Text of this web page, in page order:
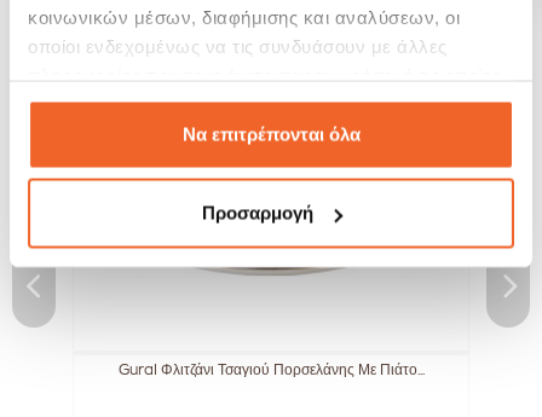
κοινωνικών μέσων, διαφήμισης και αναλύσεων, οι
οποίοι ενδεχομένως να τις συνδυάσουν με άλλες
έχουν συλλέξει σε σχέση με την από μέρους σας χρήση
των υπηρεσιών τους.Να επιτρέπονται όλα
Προσαρμογή
SALE!
-20%
Gural Φλιτζάνι Τσαγιού Πορσελάνης Με Πιάτο...